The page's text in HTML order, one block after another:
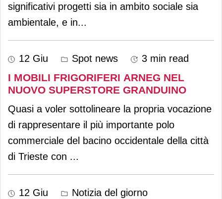
significativi progetti sia in ambito sociale sia
ambientale, e in...
12 Giu Spot news 3 min read
I MOBILI FRIGORIFERI ARNEG NEL
NUOVO SUPERSTORE GRANDUINO
Quasi a voler sottolineare la propria vocazione
di rappresentare il più importante polo
commerciale del bacino occidentale della città
di Trieste con ...
12 Giu Notizia del giorno